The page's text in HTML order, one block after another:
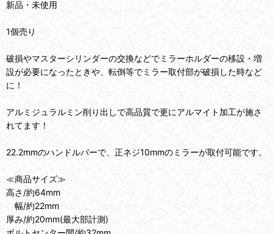
新品・未使用
1個売り
破損やマスターシリンダーの交換などでミラーホルダーの移設・増
設が必要になったときや、転倒等でミラー取付部が破損した時など
に！
アルミジュラルミン削り出しで高品質で更にアルマイト加工が施さ
れてます！
22.2mmのハンドルバーで、正ネジ10mmのミラーが取付可能です。
≪商品サイズ≫
高さ/約64mm
幅/約22mm
厚み/約20mm(最大部計測)